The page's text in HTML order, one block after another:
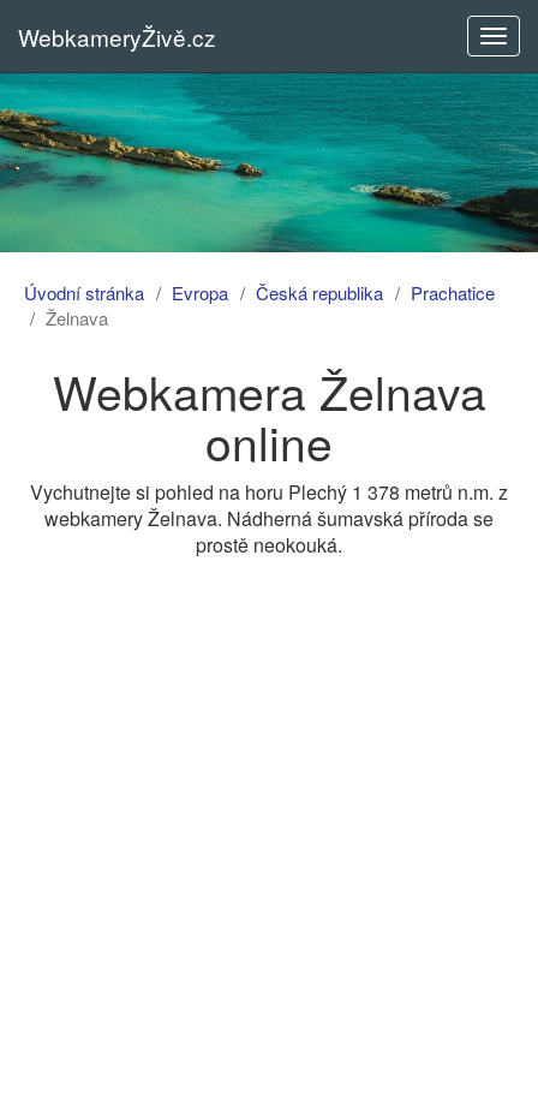
menu
WebkameryŽivě.cz
Úvodní stránka Evropa Česká republika
Prachatice
Želnava
Webkamera Želnava
online
Vychutnejte si pohled na horu Plechý 1 378 metrů n.m. z
webkamery Želnava. Nádherná šumavská příroda se
prostě neokouká.